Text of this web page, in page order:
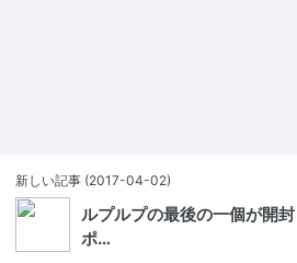
新しい記事 (2017-04-02)
ルプルプの最後の一個が開
ポ…